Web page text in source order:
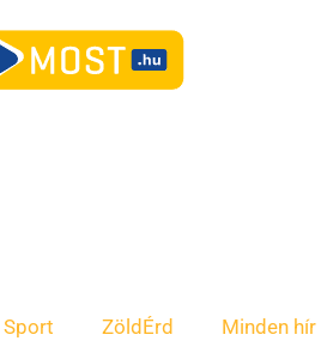
Sport ZöldÉrd Minden hír